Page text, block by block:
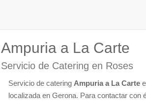
Ampuria a La Carte
Servicio de Catering en Roses
Servicio de catering Ampuria a La Carte
localizada en Gerona. Para contactar con